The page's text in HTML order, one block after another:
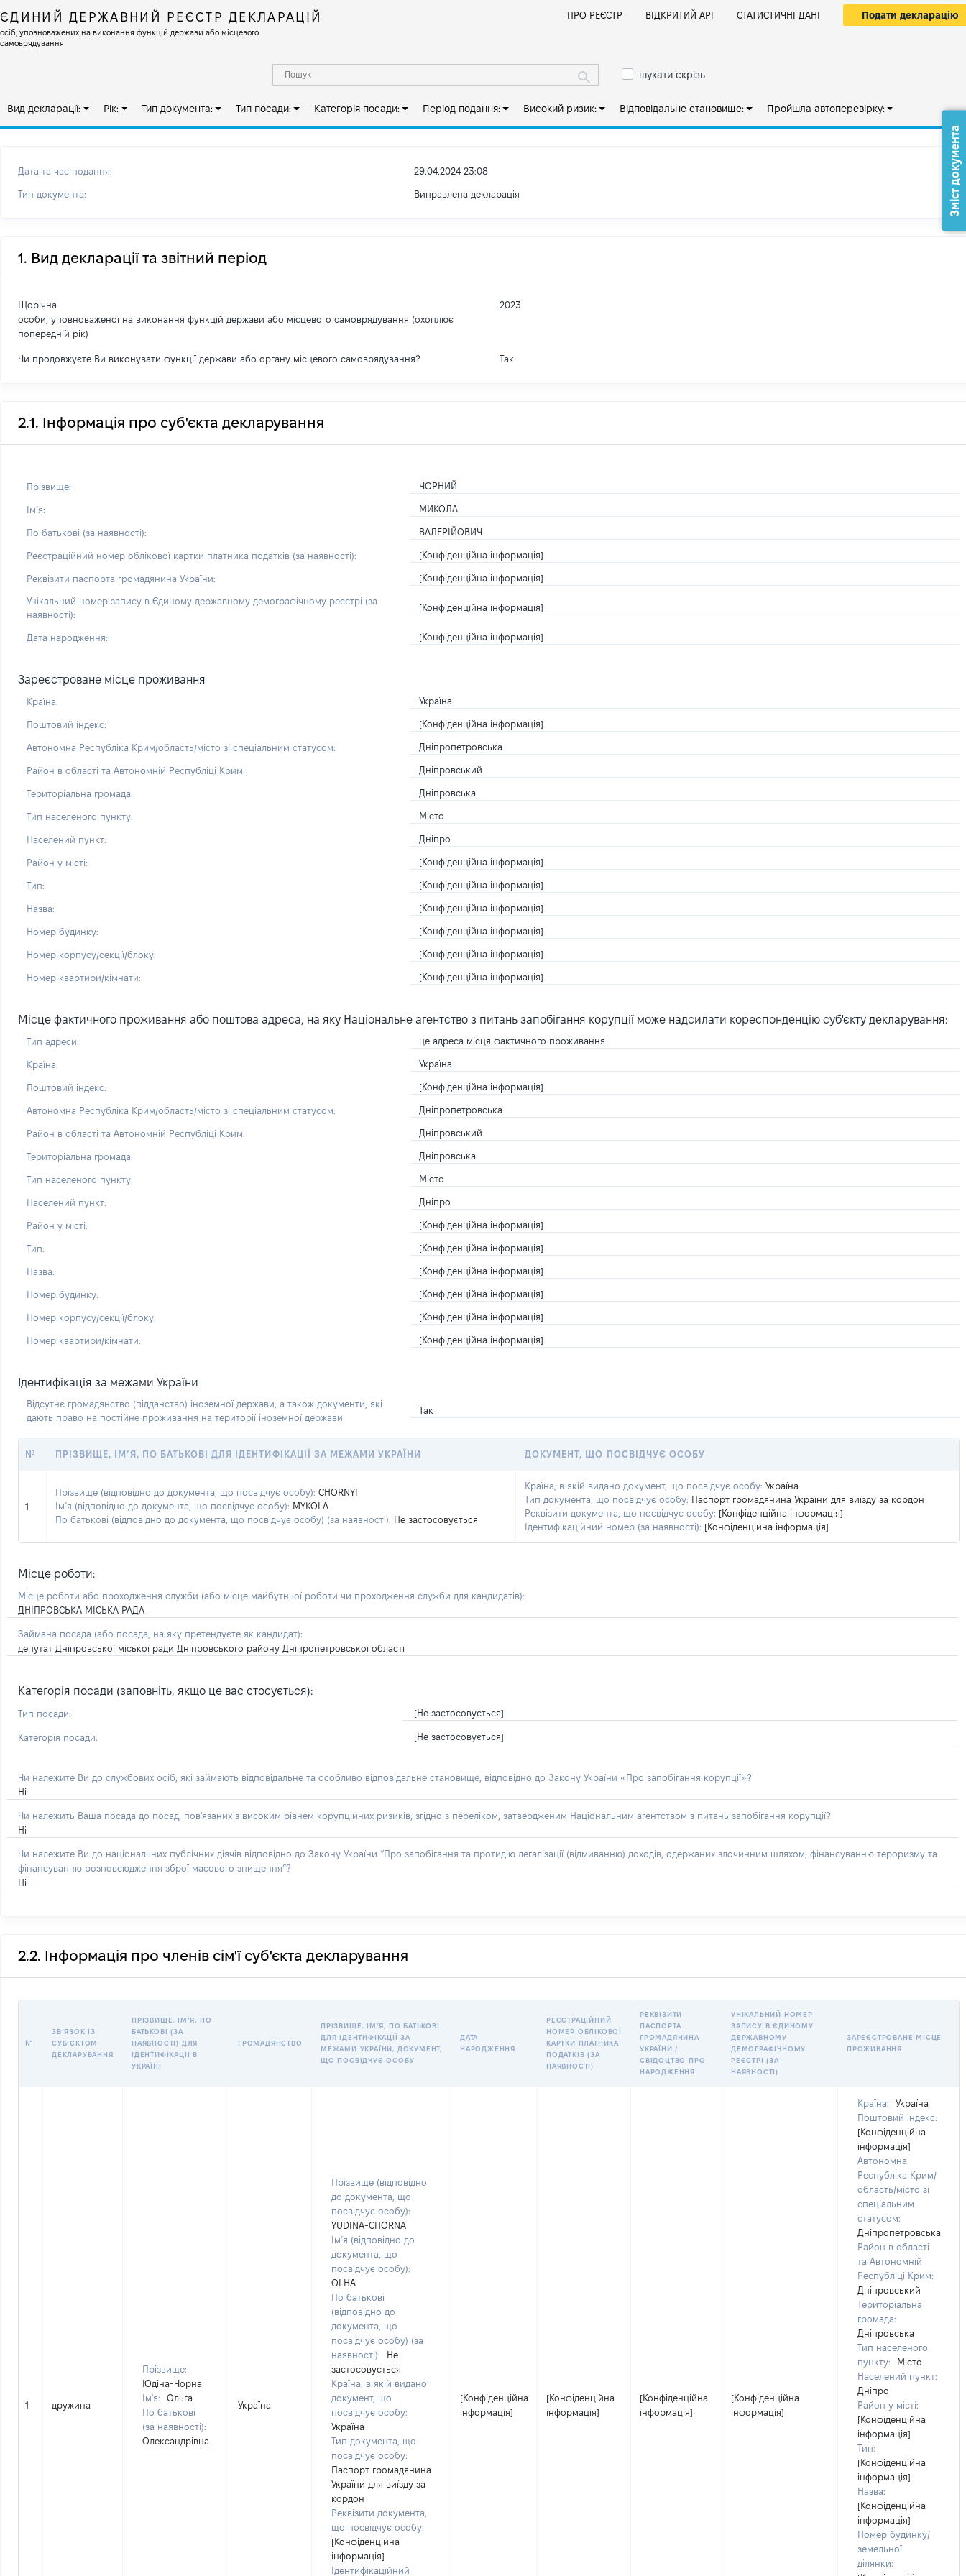
ЄДИНИЙ ДЕРЖАВНИЙ РЕЄСТР ДЕКЛАРАЦІЙ
осіб, уповноважених на виконання функцій держави або місцевого
самоврядування
ПРО РЕЄСТР ВІДКРИТИЙ АРІ СТАТИСТИЧНІ ДАНІ Подати декларацію
шукати скрізь
Вид декларації: Рік: Тип документа: Тип посади: Категорія посади: Період подання: Високий ризик: Відповідальне становище: Пройшла автоперевірку:
Дата та час подання: 29.04.2024 23:08
Тип документа: Виправлена декларація
1. Вид декларації та звітний період
Щорічна
особи, уповноваженої на виконання функцій держави або місцевого самоврядування (охоплює
попередній рік)
2023
Чи продовжуєте Ви виконувати функції держави або органу місцевого самоврядування? Так
2.1. Інформація про суб'єкта декларування
Прізвище: ЧОРНИЙ
Імʼя: МИКОЛА
По батькові (за наявності): ВАЛЕРІЙОВИЧ
Реєстраційний номер облікової картки платника податків (за наявності): [Конфіденційна інформація]
Реквізити паспорта громадянина України: [Конфіденційна інформація]
Унікальний номер запису в Єдиному державному демографічному реєстрі (за
наявності):
[Конфіденційна інформація]
Дата народження: [Конфіденційна інформація]
Зареєстроване місце проживання
Країна: Україна
Поштовий індекс: [Конфіденційна інформація]
Автономна Республіка Крим/область/місто зі спеціальним статусом: Дніпропетровська
Район в області та Автономній Республіці Крим: Дніпровський
Територіальна громада: Дніпровська
Тип населеного пункту: Місто
Населений пункт: Дніпро
Район у місті: [Конфіденційна інформація]
Тип: [Конфіденційна інформація]
Назва: [Конфіденційна інформація]
Номер будинку: [Конфіденційна інформація]
Номер корпусу/секції/блоку: [Конфіденційна інформація]
Номер квартири/кімнати: [Конфіденційна інформація]
Місце фактичного проживання або поштова адреса, на яку Національне агентство з питань запобігання корупції може надсилати кореспонденцію суб'єкту декларування:
Тип адреси: це адреса місця фактичного проживання
Країна: Україна
Поштовий індекс: [Конфіденційна інформація]
Автономна Республіка Крим/область/місто зі спеціальним статусом: Дніпропетровська
Район в області та Автономній Республіці Крим: Дніпровський
Територіальна громада: Дніпровська
Тип населеного пункту: Місто
Населений пункт: Дніпро
Район у місті: [Конфіденційна інформація]
Тип: [Конфіденційна інформація]
Назва: [Конфіденційна інформація]
Номер будинку: [Конфіденційна інформація]
Номер корпусу/секції/блоку: [Конфіденційна інформація]
Номер квартири/кімнати: [Конфіденційна інформація]
Ідентифікація за межами України
Відсутнє громадянство (підданство) іноземної держави, а також документи, які
дають право на постійне проживання на території іноземної держави
Так
№ ПРІЗВИЩЕ, ІМ’Я, ПО БАТЬКОВІ ДЛЯ ІДЕНТИФІКАЦІЇ ЗА МЕЖАМИ УКРАЇНИ ДОКУМЕНТ, ЩО ПОСВІДЧУЄ ОСОБУ
1
Прізвище (відповідно до документа, що посвідчує особу): CHORNYI
Ім’я (відповідно до документа, що посвідчує особу): MYKOLA
По батькові (відповідно до документа, що посвідчує особу) (за наявності): Не застосовується
Країна, в якій видано документ, що посвідчує особу: Україна
Тип документа, що посвідчує особу: Паспорт громадянина України для виїзду за кордон
Реквізити документа, що посвідчує особу: [Конфіденційна інформація]
Ідентифікаційний номер (за наявності): [Конфіденційна інформація]
Місце роботи:
Місце роботи або проходження служби (або місце майбутньої роботи чи проходження служби для кандидатів):
ДНІПРОВСЬКА МІСЬКА РАДА
Займана посада (або посада, на яку претендуєте як кандидат):
депутат Дніпровської міської ради Дніпровського району Дніпропетровської області
Категорія посади (заповніть, якщо це вас стосується):
Тип посади: [Не застосовується]
Категорія посади: [Не застосовується]
Чи належите Ви до службових осіб, які займають відповідальне та особливо відповідальне становище, відповідно до Закону України «Про запобігання корупції»?
Ні
Чи належить Ваша посада до посад, пов'язаних з високим рівнем корупційних ризиків, згідно з переліком, затвердженим Національним агентством з питань запобігання корупції?
Ні
Чи належите Ви до національних публічних діячів відповідно до Закону України “Про запобігання та протидію легалізації (відмиванню) доходів, одержаних злочинним шляхом, фінансуванню тероризму та
фінансуванню розповсюдження зброї масового знищення”?
Ні
2.2. Інформація про членів сім'ї суб'єкта декларування
№
ЗВʼЯЗОК ІЗ
СУБʼЄКТОМ
ДЕКЛАРУВАННЯ
ПРІЗВИЩЕ, ІМʼЯ, ПО
БАТЬКОВІ (ЗА
НАЯВНОСТІ) ДЛЯ
ІДЕНТИФІКАЦІЇ В
УКРАЇНІ
ГРОМАДЯНСТВО
ПРІЗВИЩЕ, ІМʼЯ, ПО БАТЬКОВІ
ДЛЯ ІДЕНТИФІКАЦІЇ ЗА
МЕЖАМИ УКРАЇНИ, ДОКУМЕНТ,
ЩО ПОСВІДЧУЄ ОСОБУ
ДАТА
НАРОДЖЕННЯ
РЕЄСТРАЦІЙНИЙ
НОМЕР ОБЛІКОВОЇ
КАРТКИ ПЛАТНИКА
ПОДАТКІВ (ЗА
НАЯВНОСТІ)
РЕКВІЗИТИ
ПАСПОРТА
ГРОМАДЯНИНА
УКРАЇНИ /
СВІДОЦТВО ПРО
НАРОДЖЕННЯ
УНІКАЛЬНИЙ НОМЕР
ЗАПИСУ В ЄДИНОМУ
ДЕРЖАВНОМУ
ДЕМОГРАФІЧНОМУ
РЕЄСТРІ (ЗА
НАЯВНОСТІ)
ЗАРЕЄСТРОВАНЕ МІСЦЕ
ПРОЖИВАННЯ
1 дружина
Прізвище:
Юдіна-Чорна
Ім'я:
Ольга
По батькові
(за наявності):
Олександрівна
Україна
Прізвище (відповідно
до документа, що
посвідчує особу):
YUDINA-CHORNA
Ім’я (відповідно до
документа, що
посвідчує особу):
OLHA
По батькові
(відповідно до
документа, що
посвідчує особу) (за
наявності):
Не
застосовується
Країна, в якій видано
документ, що
посвідчує особу:
Україна
Тип документа, що
посвідчує особу:
Паспорт громадянина
України для виїзду за
кордон
Реквізити документа,
що посвідчує особу:
[Конфіденційна
інформація]
Ідентифікаційний
[Конфіденційна
інформація]
[Конфіденційна
інформація]
[Конфіденційна
інформація]
[Конфіденційна
інформація]
Країна:
Україна
Поштовий індекс:
[Конфіденційна
інформація]
Автономна
Республіка Крим/
область/місто зі
спеціальним
статусом:
Дніпропетровська
Район в області
та Автономній
Республіці Крим:
Дніпровський
Територіальна
громада:
Дніпровська
Тип населеного
пункту:
Місто
Населений пункт:
Дніпро
Район у місті:
[Конфіденційна
інформація]
Тип:
[Конфіденційна
інформація]
Назва:
[Конфіденційна
інформація]
Номер будинку/
земельної
ділянки:
Зміст документа